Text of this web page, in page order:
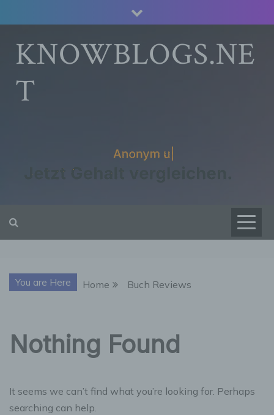
to
contentKNOWBLOGS.NE
T
You are Here Home Buch Reviews
Nothing Found
It seems we can’t find what you’re looking for. Perhaps
searching can help.